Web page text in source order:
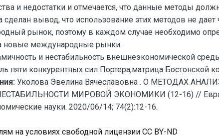
и недостатки и отмечается, что данные методы
сделан вывод, что использование этих методов не
рынок, поэтому в каждом случае необходимо
новые международные рынки.
и нестабильность внешнеэкономической
пяти конкурентных сил Портера,матрица Бостонской
Уколова Эвелина Вячеславовна . О МЕТОДАХ
МИРОВОЙ ЭКОНОМИКИ (12-16) //
науки. 2020/06/14; 74(2):12-16.
на условиях свободной лицензии CC BY-ND